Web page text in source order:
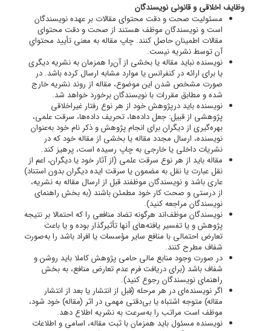
وظایف اخلاقی و قانونی نویسندگان
مسئولیت صحت و دقت محتوای مقالات بر عهده نویسندگان
است و نویسندگان موظف هستند از صحت و دقت محتوای
مقالات اطمینان حاصل کنند. چاپ مقاله به معنی تأیید محتوایِ
آن توسط نشریه نیست.
نویسنده نباید مقاله یا بخشی از آن‌را همزمان به نشریه دیگری
یا برای ارائه در کنفرانس یا موارد مشابه ارسال کرده باشد. در
صورت مشخص شدن این موضوع، مقاله از روند نشریه خارج
شده و مطابق مقررات با نویسندگان برخورد خواهد شد.
نویسنده باید درپژوهش خود از هر نوع رفتار غیراخلاقی
پژوهشی از قبیل: جعل داده‌ها، تحریف داده‌ها، سرقت علمی،
بهره‌گیری از دیگران برای انجام پژوهش و ذکر نام خود به‌عنوان
نویسنده، ارسال مجدد مقاله یا بخشی از مقاله خود که در
نشریات داخلی یا خارجی به چاپ رسیده است، پرهیز کند.
مقاله باید از هر نوع سرقت علمی (از آثار خود یا دیگران، اعم از
نقل عبارت یا نقل به مضمون یا سرقت ایده دیگران بدون استناد)
عاری باشد و نویسندگان موظفند قبل از ارسال مقاله به نشریه،
از درستی و صحت کار خود مطمئن باشند (به بخش راهنمای
نویسندگان مراجعه کنید).
نویسندگان موظف‌اند هرگونه تضاد منافعی را که احتمالا بر نتیجه
پژوهش و یا تفسیر یافته‌های آنها تأثیرگذار بوده و یا باعث
تعارض احتمالی با منافع سایر مؤسسات یا افراد باشد را به‌صورت
شفاف مطرح کنند.
در صورت وجود منابع مالی حامی پژوهش کاملا باید روشن و
شفاف باشد (برای دریافت فرم عدم تعارض منافع، به بخش
راهنمای نویسندگان رجوع کنید).
اگر نویسنده‌ای در هر مرحله (قبل از انتشار یا بعد از انتشار
مقاله) متوجه اشتباه یا بی‌دقتی مهمی در اثر (مقاله) خود شود،
موظف است مراتب را به‌سرعت به نشریه اطلاع دهد.
نویسنده مسئول باید همزمان با ثبت مقاله، اسامی و اطلاعات